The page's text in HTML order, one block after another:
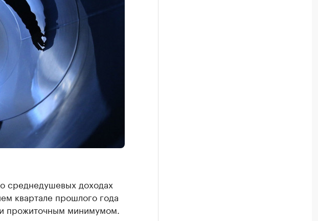
среднедушевых доходах
квартале прошлого года
прожиточным минимумом.